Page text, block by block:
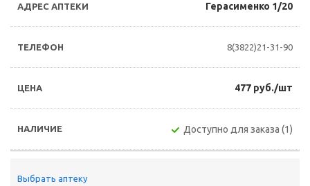
Герасименко 1/20
8(3822)21-31-90
477 руб./шт
Доступно для заказа (1)
Выбрать аптеку